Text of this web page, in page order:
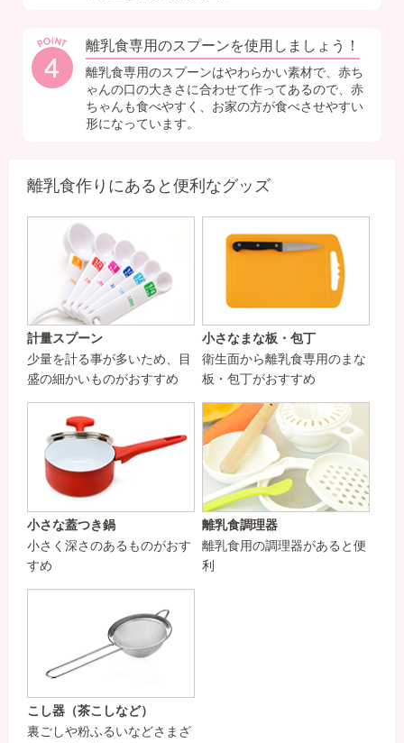
離乳食専用のスプーンを使用しましょう！
離乳食専用のスプーンはやわらかい素材で、赤ち
ゃんの口の大きさに合わせて作ってあるので、赤
ちゃんも食べやすく、お家の方が食べさせやすい
形になっています。
離乳食作りにあると便利なグッズ
計量スプーン
少量を計る事が多いため、目
盛の細かいものがおすすめ
小さなまな板・包丁
衛生面から離乳食専用のまな
板・包丁がおすすめ
小さな蓋つき鍋
小さく深さのあるものがおす
すめ
離乳食調理器
離乳食用の調理器があると便
利
こし器（茶こしなど）
裏ごしや粉ふるいなどさまざ